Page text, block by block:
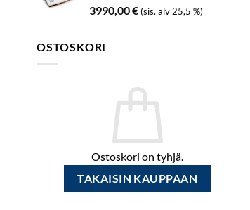
3990,00€(sis. alv 25,5 %)
OSTOSKORI
Ostoskori on tyhjä.
TAKAISIN KAUPPAAN